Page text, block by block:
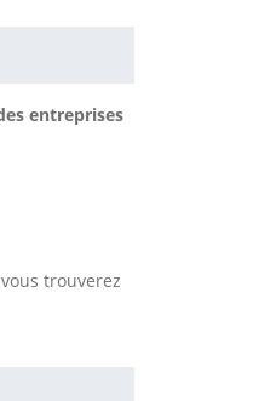
entreprises
trouverez